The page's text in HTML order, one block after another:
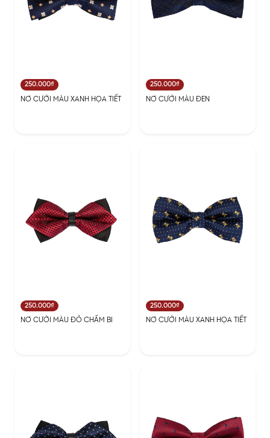
250.000₫
NƠ CƯỚI MÀU XANH HỌA TIẾT
250.000₫
NƠ CƯỚI MÀU ĐEN
250.000₫
NƠ CƯỚI MÀU ĐỎ CHẤM BI
250.000₫
NƠ CƯỚI MÀU XANH HỌA TIẾT